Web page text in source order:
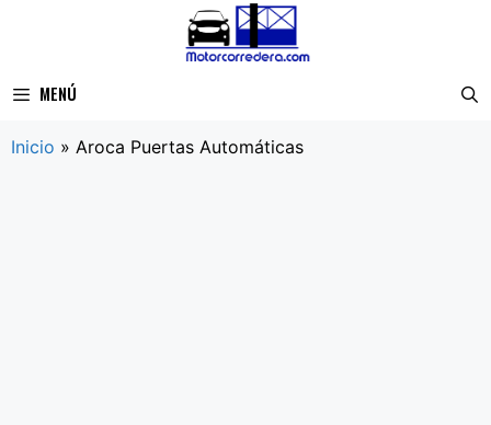
MENÚ
Inicio » Aroca Puertas Automáticas